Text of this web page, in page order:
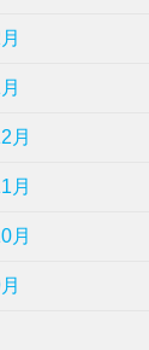
月
月
月